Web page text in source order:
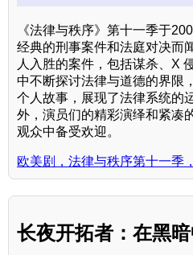
《法律与秩序》第十一季于
经典的刑事案件和法庭对决而
人入胜的案件，包括谋杀、X
中不断探讨法律与道德的界限
个人故事，展现了法律系统的
外，演员们的精彩演绎和紧凑
观众中备受欢迎。
欧美剧，法律与秩序第十一季
长夜开拓者：在黑